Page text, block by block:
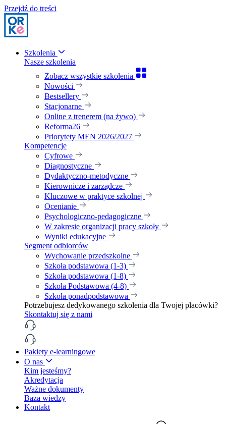
Przejdź do treści
Szkolenia
Nasze szkolenia
Zobacz wszystkie szkolenia
Nowości
Bestsellery
Stacjonarne
Online z trenerem (na żywo)
Reforma26
Priorytety MEN 2026/2027
Kompetencje
Cyfrowe
Diagnostyczne
Dydaktyczno-metodyczne
Kierownicze i zarządcze
Kluczowe w praktyce szkolnej
Ocenianie
Psychologiczno-pedagogiczne
W zakresie organizacji pracy szkoły
Wyniki edukacyjne
Segment odbiorców
Wychowanie przedszkolne
Szkoła podstawowa (1-3)
Szkoła podstawowa (1-8)
Szkoła Podstawowa (4-8)
Szkoła ponadpodstawowa
Potrzebujesz dedykowanego szkolenia dla Twojej placówki?
Skontaktuj się z nami
Pakiety e-learningowe
O nas
Kim jesteśmy?
Akredytacja
Ważne dokumenty
Baza wiedzy
Kontakt